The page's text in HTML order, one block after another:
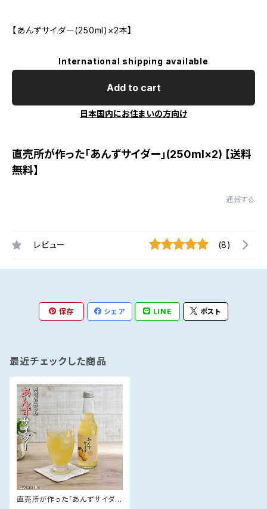
【あんずサイダー(250ml)×2本】
International shipping available
Add to cart
日本国内にお住まいの方向け
直売所が作った「あんずサイダー」(250ml×2) 【送料
無料】
通報する
レビュー (8)
保存 シェア LINE ポスト
最近チェックした商品
直売所が作った「あんずサイダ